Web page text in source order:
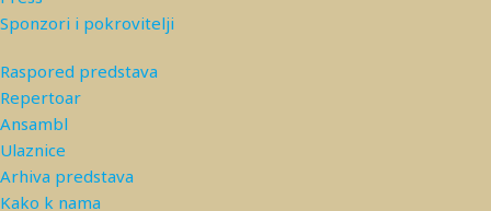
Sponzori i pokrovitelji
Raspored predstava
Repertoar
Ansambl
Ulaznice
Arhiva predstava
Kako k nama